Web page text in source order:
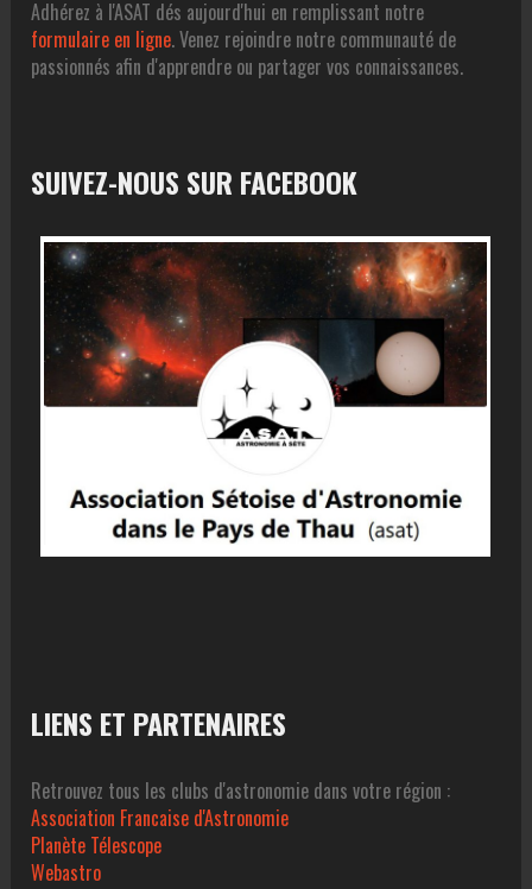
Adhérez à l'ASAT dés aujourd'hui en remplissant notre
formulaire en ligne. Venez rejoindre notre communauté de
passionnés afin d'apprendre ou partager vos connaissances.
SUIVEZ-NOUS SUR FACEBOOK
LIENS ET PARTENAIRES
Retrouvez tous les clubs d'astronomie dans votre région :
Association Francaise d'Astronomie
Planète Télescope
Webastro